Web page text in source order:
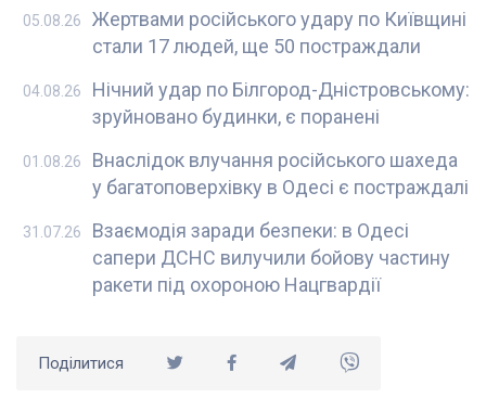
Жертвами російського удару по Київщині
стали 17 людей, ще 50 постраждали
05.08.26
Нічний удар по Білгород-Дністровському:
зруйновано будинки, є поранені
04.08.26
Внаслідок влучання російського шахеда
у багатоповерхівку в Одесі є постраждалі
01.08.26
Взаємодія заради безпеки: в Одесі
сапери ДСНС вилучили бойову частину
ракети під охороною Нацгвардії
31.07.26
Поділитися